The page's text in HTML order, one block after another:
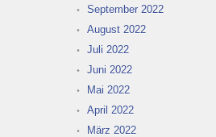
September 2022
August 2022
Juli 2022
Juni 2022
Mai 2022
April 2022
März 2022